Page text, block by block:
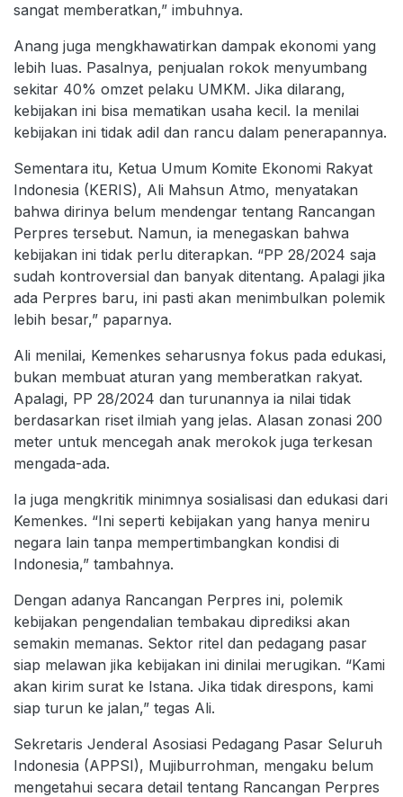
sangat memberatkan,” imbuhnya.
Anang juga mengkhawatirkan dampak ekonomi yang
lebih luas. Pasalnya, penjualan rokok menyumbang
sekitar 40% omzet pelaku UMKM. Jika dilarang,
kebijakan ini bisa mematikan usaha kecil. Ia menilai
kebijakan ini tidak adil dan rancu dalam penerapannya.
Sementara itu, Ketua Umum Komite Ekonomi Rakyat
Indonesia (KERIS), Ali Mahsun Atmo, menyatakan
bahwa dirinya belum mendengar tentang Rancangan
Perpres tersebut. Namun, ia menegaskan bahwa
kebijakan ini tidak perlu diterapkan. “PP 28/2024 saja
sudah kontroversial dan banyak ditentang. Apalagi jika
ada Perpres baru, ini pasti akan menimbulkan polemik
lebih besar,” paparnya.
Ali menilai, Kemenkes seharusnya fokus pada edukasi,
bukan membuat aturan yang memberatkan rakyat.
Apalagi, PP 28/2024 dan turunannya ia nilai tidak
berdasarkan riset ilmiah yang jelas. Alasan zonasi 200
meter untuk mencegah anak merokok juga terkesan
mengada-ada.
Ia juga mengkritik minimnya sosialisasi dan edukasi dari
Kemenkes. “Ini seperti kebijakan yang hanya meniru
negara lain tanpa mempertimbangkan kondisi di
Indonesia,” tambahnya.
Dengan adanya Rancangan Perpres ini, polemik
kebijakan pengendalian tembakau diprediksi akan
semakin memanas. Sektor ritel dan pedagang pasar
siap melawan jika kebijakan ini dinilai merugikan. “Kami
akan kirim surat ke Istana. Jika tidak direspons, kami
siap turun ke jalan,” tegas Ali.
Sekretaris Jenderal Asosiasi Pedagang Pasar Seluruh
Indonesia (APPSI), Mujiburrohman, mengaku belum
mengetahui secara detail tentang Rancangan Perpres